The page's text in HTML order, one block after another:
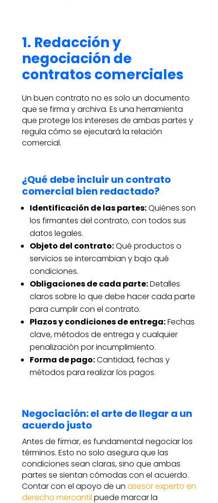
1. Redacción y
negociación de
contratos comerciales
Un buen contrato no es solo un documento
que se firma y archiva. Es una herramienta
que protege los intereses de ambas partes y
regula cómo se ejecutará la relación
comercial.
¿Qué debe incluir un contrato
comercial bien redactado?
Identificación de las partes:Quiénes son
los firmantes del contrato, con todos sus
datos legales.
Objeto del contrato:Qué productos o
servicios se intercambian y bajo qué
condiciones.
Obligaciones de cada parte:Detalles
claros sobre lo que debe hacer cada parte
para cumplir con el contrato.
Plazos y condiciones de entrega:Fechas
clave, métodos de entrega y cualquier
penalización por incumplimiento.
Forma de pago:Cantidad, fechas y
métodos para realizar los pagos.
Negociación: el arte de llegar a un
acuerdo justo
Antes de firmar, es fundamental negociar los
términos. Esto no solo asegura que las
condiciones sean claras, sino que ambas
partes se sientan cómodas con el acuerdo.
Contar con el apoyo de un asesor experto en
derecho mercantil puede marcar la